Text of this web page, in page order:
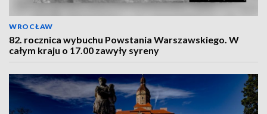
WROCŁAW
82. rocznica wybuchu Powstania Warszawskiego. W
całym kraju o 17.00 zawyły syreny